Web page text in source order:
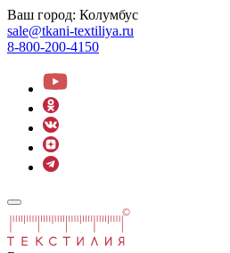
Ваш город: Колумбус
sale@tkani-textiliya.ru
8-800-200-4150